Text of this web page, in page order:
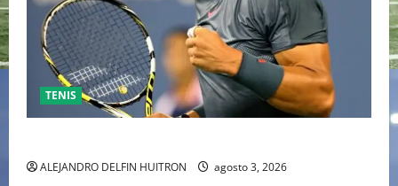
TENIS
ALEJANDRO DELFIN HUITRON agosto 3, 2026